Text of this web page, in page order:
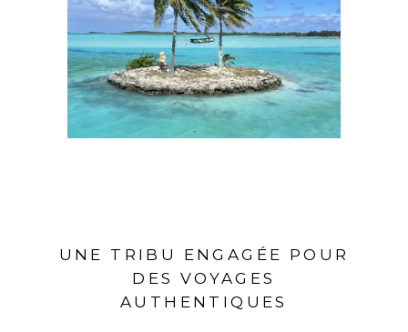
UNE TRIBU ENGAGÉE POUR
DES VOYAGES
AUTHENTIQUES